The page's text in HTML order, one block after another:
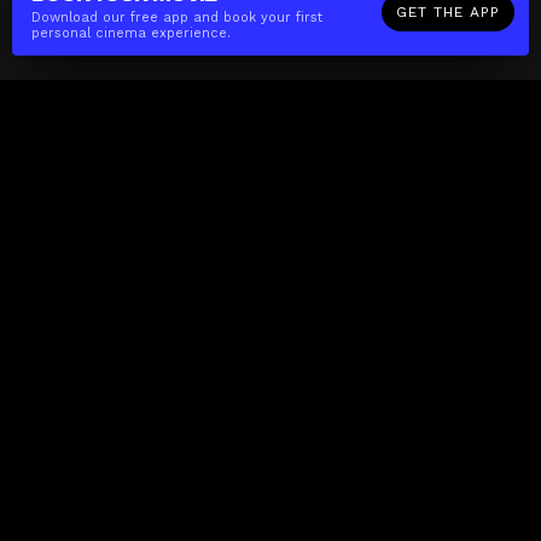
Download our free app and book your first
personal cinema experience.
GET THE APP